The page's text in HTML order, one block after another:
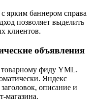
ярким баннером справа
позволяет выделить
клиентов.
объявления
товарному фиду YML.
Яндекс
описание и
магазина.